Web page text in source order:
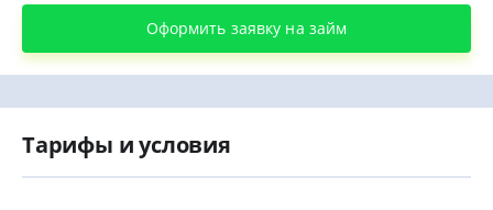
Оформить заявку на займ
Тарифы и условия